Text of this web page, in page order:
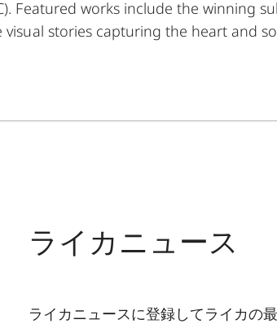
Featured works include the winning
visual stories capturing the heart and
ライカニュース
ライカニュースに登録してライカの